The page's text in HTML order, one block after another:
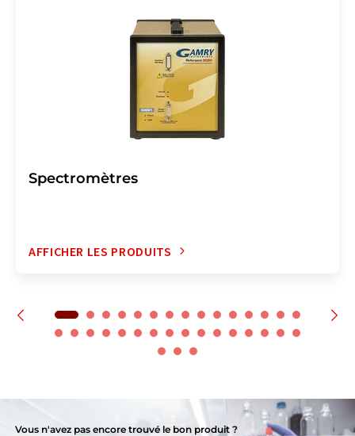
Spectromètres
AFFICHER LES PRODUITS
Vous n'avez pas encore trouvé le bon produit ?